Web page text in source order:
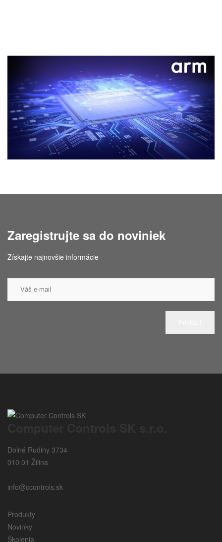
Zaregistrujte sa do noviniek
Získajte najnovšie informácie
Dolné Rudiny 3734
010 01 Žilina
info@ccontrols.sk
Produkty
Novinky
Školenia